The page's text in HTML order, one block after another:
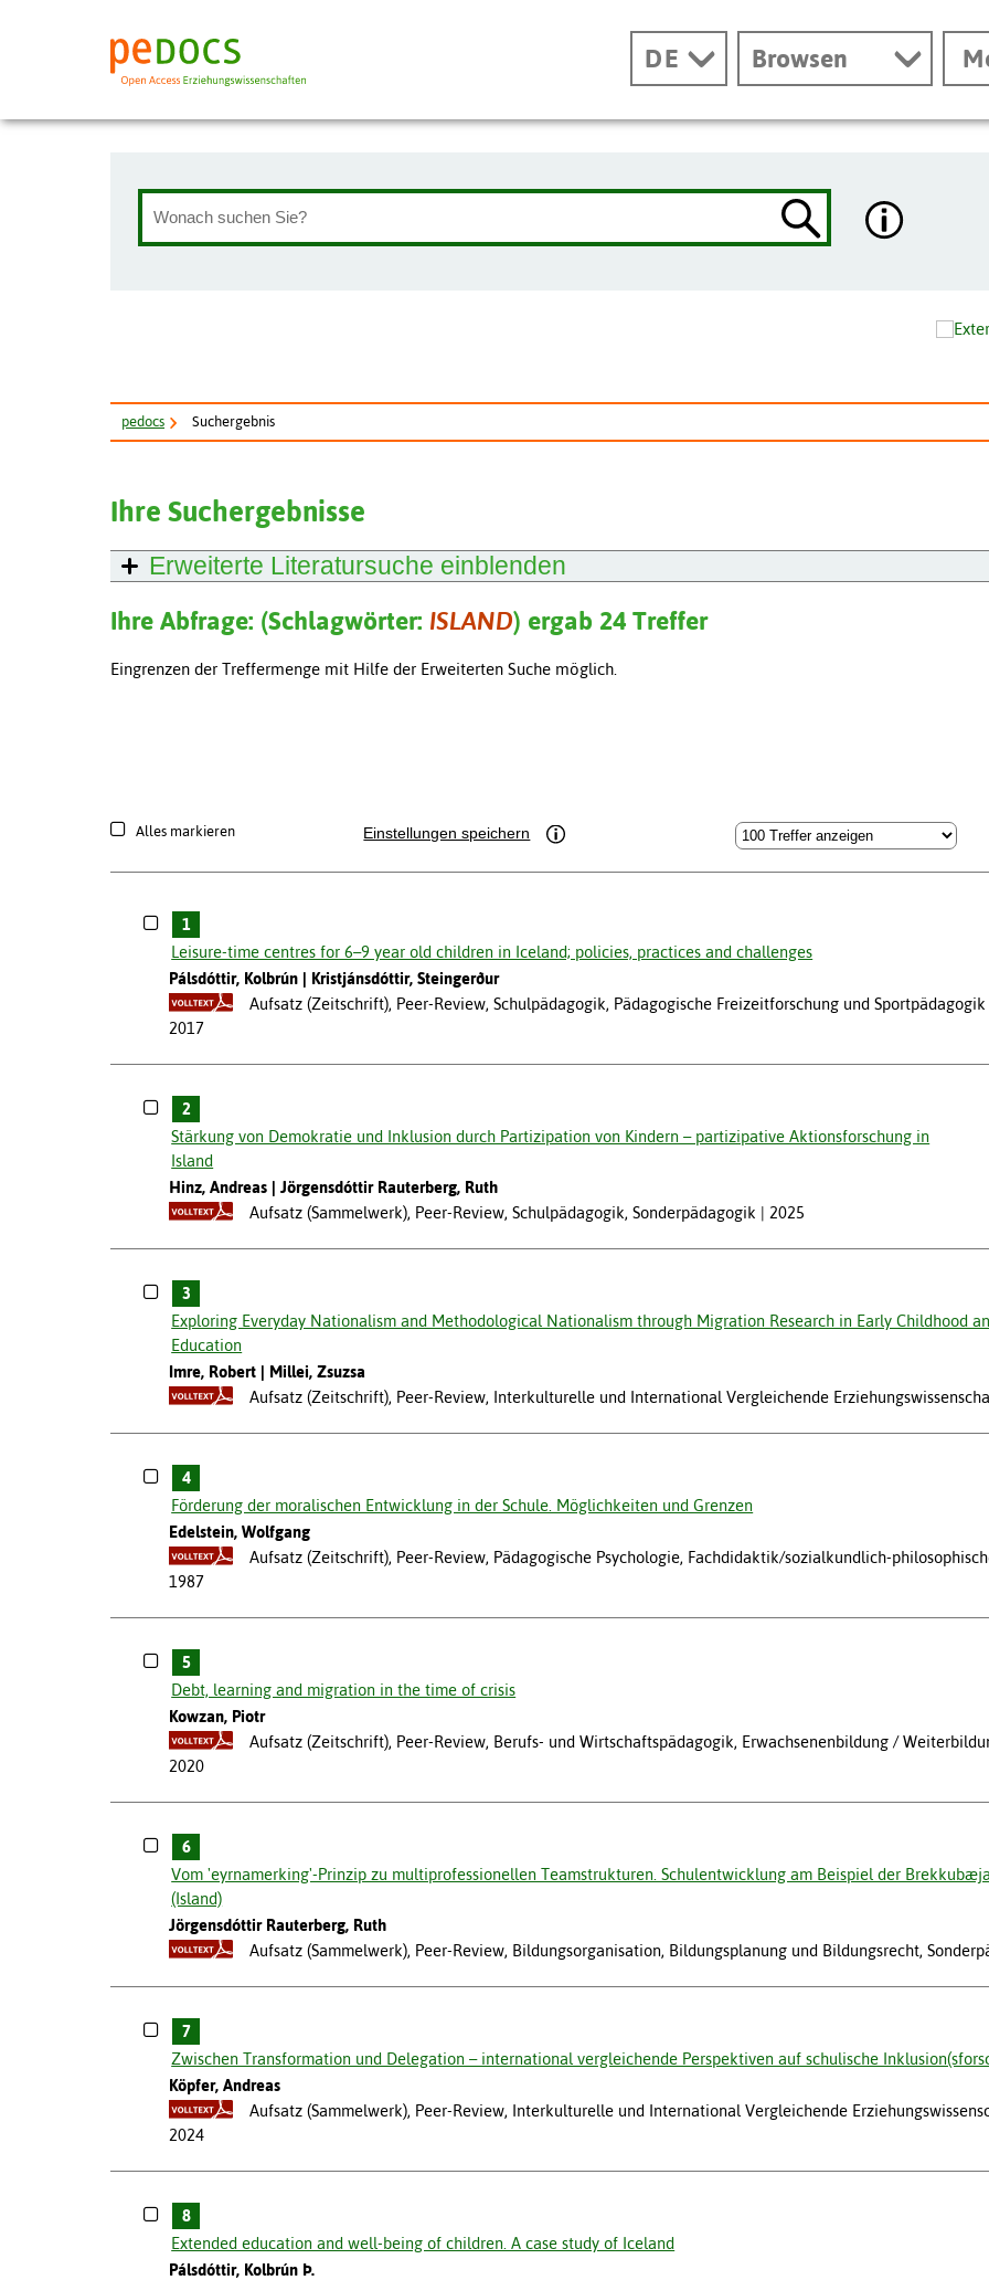
DE Browsen
pedocs Suchergebnis
Ihre Suchergebnisse
Erweiterte Literatursuche einblenden
Ihre Abfrage: (Schlagwörter: ISLAND) ergab 24 Treffer
Eingrenzen der Treffermenge mit Hilfe der Erweiterten Suche möglich.
Alles markieren Einstellungen speichern
1
Leisure-time centres for 6–9 year old children in Iceland; policies, practices and challenges
Pálsdóttir, Kolbrún
Kristjánsdóttir, Steingerður
Aufsatz (Zeitschrift), Peer-Review, Schulpädagogik, Pädagogische Freizeitforschung und Sportpädagogik
2017
2
Stärkung von Demokratie und Inklusion durch Partizipation von Kindern – partizipative Aktionsforschung in
Island
Hinz, Andreas
Jörgensdóttir Rauterberg, Ruth
Aufsatz (Sammelwerk), Peer-Review, Schulpädagogik, Sonderpädagogik
2025
3
Exploring Everyday Nationalism and Methodological Nationalism through Migration Research in Early Childhood
Education
Imre, Robert
Millei, Zsuzsa
Aufsatz (Zeitschrift), Peer-Review, Interkulturelle und International Vergleichende
4
Förderung der moralischen Entwicklung in der Schule. Möglichkeiten und Grenzen
Edelstein, Wolfgang
Aufsatz (Zeitschrift), Peer-Review, Pädagogische Psychologie, Fachdidaktik/sozialkundlich-
1987
5
Debt, learning and migration in the time of crisis
Kowzan, Piotr
Aufsatz (Zeitschrift), Peer-Review, Berufs- und Wirtschaftspädagogik, Erwachsenenbildung /
2020
6
Vom 'eyrnamerking'-Prinzip zu multiprofessionellen Teamstrukturen. Schulentwicklung am Beispiel der
(Island)
Jörgensdóttir Rauterberg, Ruth
Aufsatz (Sammelwerk), Peer-Review, Bildungsorganisation, Bildungsplanung und Bildungsrecht,
7
Zwischen Transformation und Delegation – international vergleichende Perspektiven auf schulische
Köpfer, Andreas
Aufsatz (Sammelwerk), Peer-Review, Interkulturelle und International Vergleichende
2024
8
Extended education and well-being of children. A case study of Iceland
Pálsdóttir, Kolbrún Þ.